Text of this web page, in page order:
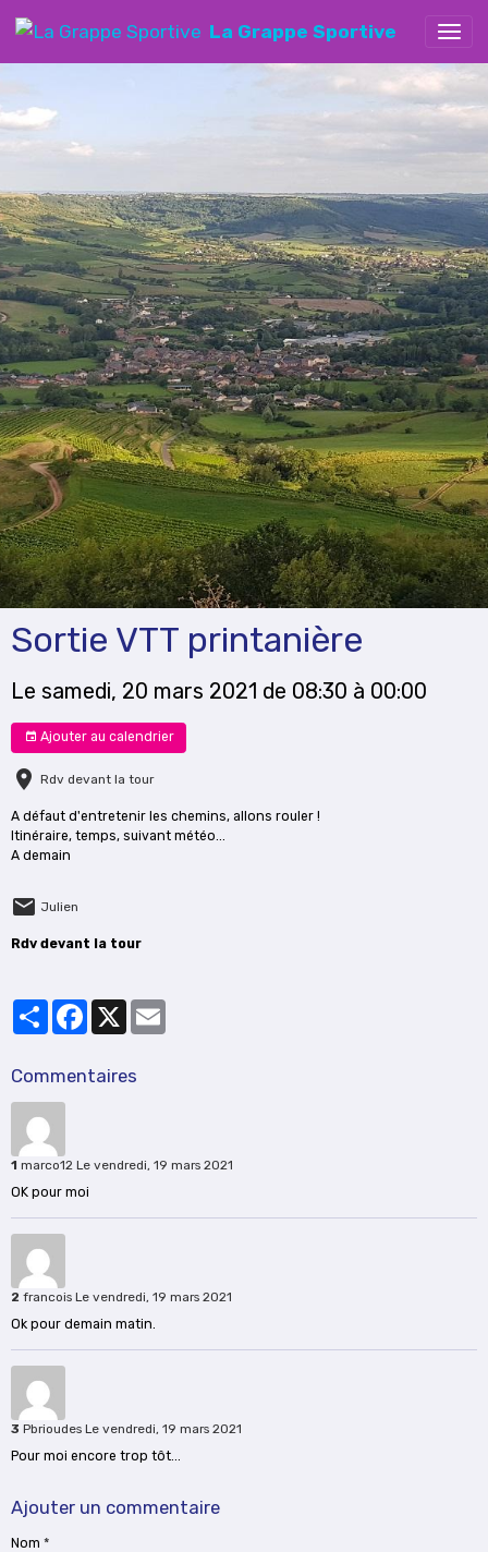
La Grappe Sportive
Sortie VTT printanière
Le samedi, 20 mars 2021 de 08:30 à 00:00
Ajouter au calendrier
Rdv devant la tour
A défaut d'entretenir les chemins, allons rouler !
Itinéraire, temps, suivant météo...
A demain
Julien
Rdv devant la tour
PartagerFacebook
X
Commentaires
1 marco12 Le vendredi, 19 mars 2021
OK pour moi
2 francois Le vendredi, 19 mars 2021
Ok pour demain matin.
3 Pbrioudes Le vendredi, 19 mars 2021
Pour moi encore trop tôt...
Ajouter un commentaire
Nom